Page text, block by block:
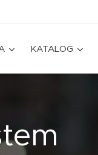
KATALOG